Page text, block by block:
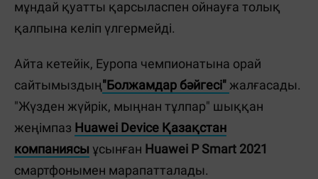
мұндай қуатты қарсыласпен ойнауға толық
қалпына келіп үлгермейді.
Айта кетейік, Еуропа чемпионатына орай
сайтымыздың"Болжамдар бәйгесі"жалғасады.
"Жүзден жүйрік, мыңнан тұлпар" шыққан
жеңімпаз Huawei Device Қазақстан
компаниясы ұсынған Huawei P Smart 2021
смартфонымен марапатталады.